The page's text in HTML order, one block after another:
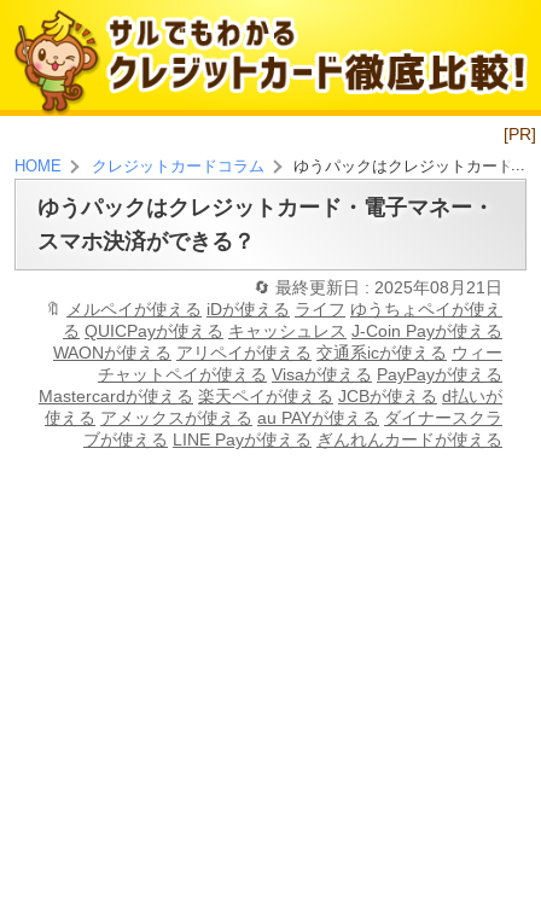
[PR]
HOME クレジットカードコラム ゆうパックはクレジットカード・
ゆうパックはクレジットカード・電子マネー・
スマホ決済ができる？
最終更新日 : 2025年08月21日
メルペイが使える iDが使える ライフ ゆうちょペイが使え
る QUICPayが使える キャッシュレス J-Coin Payが使える
WAONが使える アリペイが使える 交通系icが使える ウィー
チャットペイが使える Visaが使える PayPayが使える
Mastercardが使える 楽天ペイが使える JCBが使える d払いが
使える アメックスが使える au PAYが使える ダイナースクラ
ブが使える LINE Payが使える ぎんれんカードが使える